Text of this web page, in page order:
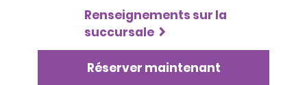
Renseignements sur la
succursale
Réserver maintenant